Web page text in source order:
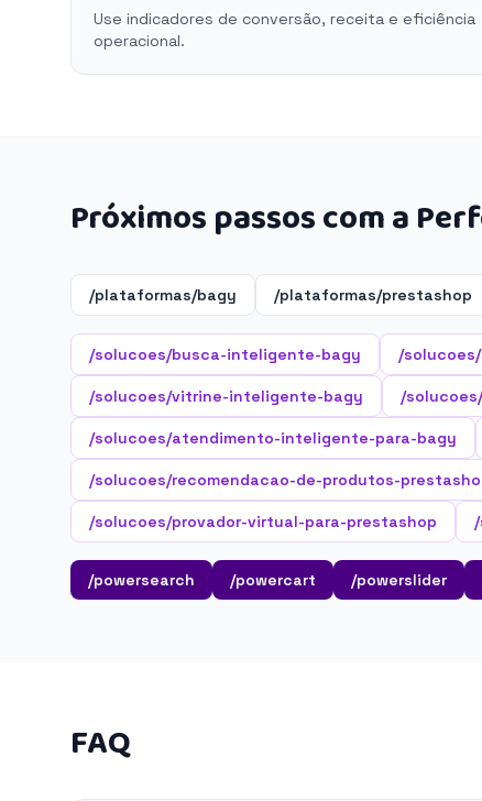
Use indicadores de conversão, receita e eficiência
operacional.
Próximos passos com a
/plataformas/bagy /plataformas/prestashop
/solucoes/busca-inteligente-bagy /
/solucoes/vitrine-inteligente-bagy /
/solucoes/atendimento-inteligente-para-bagy
/solucoes/recomendacao-de-produtos-
/solucoes/provador-virtual-para-prestashop
/powersearch /powercart /powerslider
FAQ